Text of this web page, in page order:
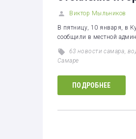
Виктор Мыльников
В пятницу, 10 января, в
сообщили в местной
63 новости самара,
Самаре
ПОДРОБНЕЕ